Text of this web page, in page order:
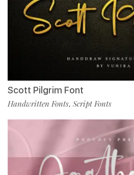
Scott Pilgrim Font
Handwritten Fonts, Script Fonts